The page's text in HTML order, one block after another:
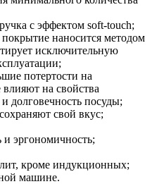
с эффектом soft-touch;
наносится методом
исключительную
потертости на
на свойства
долговечность посуды;
свой вкус;
и эргономичность;
кроме индукционных;
машине.